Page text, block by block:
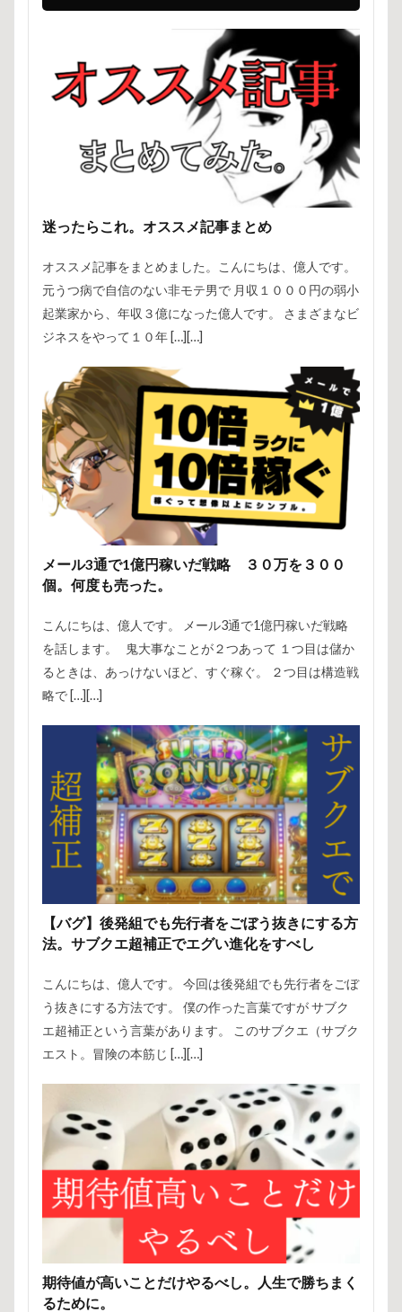
迷ったらこれ。オススメ記事まとめ
オススメ記事をまとめました。こんにちは、億人です。
元うつ病で自信のない非モテ男で 月収１０００円の弱小
起業家から、年収３億になった億人です。 さまざまなビ
ジネスをやって１０年 […][…]
メール3通で1億円稼いだ戦略 ３０万を３００
個。何度も売った。
こんにちは、億人です。 メール3通で1億円稼いだ戦略
を話します。 鬼大事なことが２つあって １つ目は儲か
るときは、あっけないほど、すぐ稼ぐ。 ２つ目は構造戦
略で […][…]
【バグ】後発組でも先行者をごぼう抜きにする方
法。サブクエ超補正でエグい進化をすべし
こんにちは、億人です。 今回は後発組でも先行者をごぼ
う抜きにする方法です。 僕の作った言葉ですが サブク
エ超補正という言葉があります。 このサブクエ（サブク
エスト。冒険の本筋じ […][…]
期待値が高いことだけやるべし。人生で勝ちまく
るために。